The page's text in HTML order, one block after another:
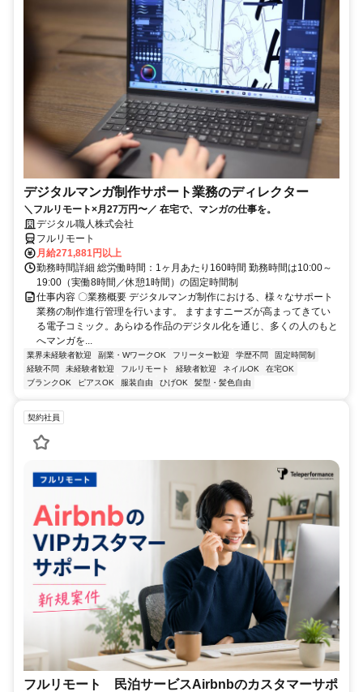
デジタルマンガ制作サポート業務のディレクター
＼フルリモート×月27万円〜／ 在宅で、マンガの仕事を。
デジタル職人株式会社
フルリモート
月給271,881円以上
勤務時間詳細 総労働時間：1ヶ月あたり160時間 勤務時間は10:00～
19:00（実働8時間／休憩1時間）の固定時間制
仕事内容 〇業務概要 デジタルマンガ制作における、様々なサポート
業務の制作進行管理を行います。 ますますニーズが高まってきてい
る電子コミック。あらゆる作品のデジタル化を通じ、多くの人のもと
へマンガを...
業界未経験者歓迎 副業・WワークOK フリーター歓迎 学歴不問
固定時間制
経験不問
未経験者歓迎 フルリモート 経験者歓迎 ネイルOK
在宅OK
ブランクOK
ピアスOK 服装自由 ひげOK 髪型・髪色自由
契約社員
フルリモート 民泊サービスAirbnbのカスタマーサポ